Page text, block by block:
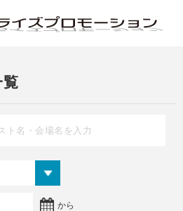
から